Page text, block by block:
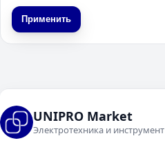
Применить
UNIPRO Market
Электротехника и инструмент